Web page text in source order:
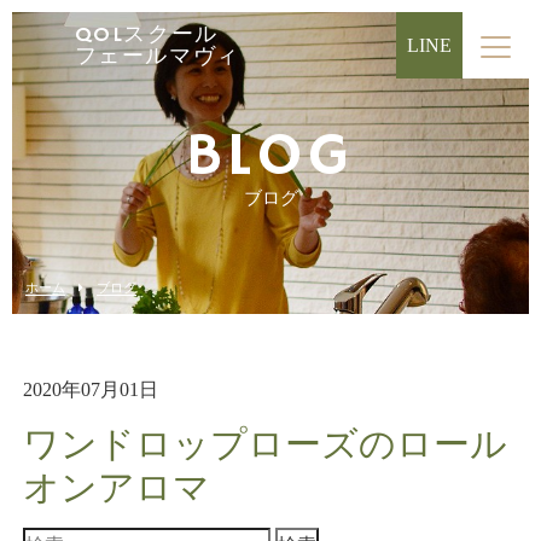
QOLスクール
フェールマヴィ
LINE
BLOG
ブログ
ホーム ブログ
2020年07月01日
ワンドロップローズのロール
オンアロマ